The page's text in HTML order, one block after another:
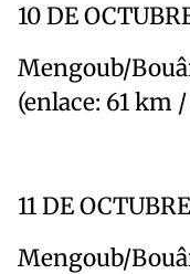
10 DE
Mengoub/
(enlace: 61 km
11 DE
Mengoub/